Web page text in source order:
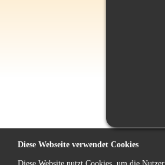
Diese Webseite verwendet Cookies